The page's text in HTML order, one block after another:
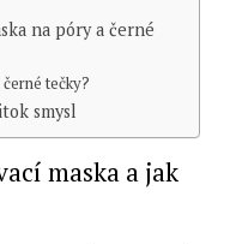
na póry a černé
tečky?
smysl
maska a jak